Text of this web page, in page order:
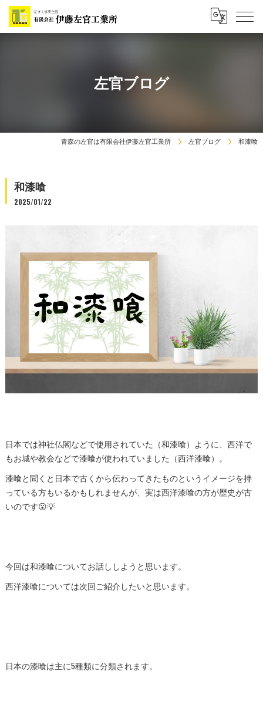
左官ブログ
青森の左官は有限会社伊藤左官工業所 左官ブログ 和漆喰
和漆喰
2025/01/22
日本では神社仏閣などで使用されていた（和漆喰）ように、西洋で
もお城や教会などで漆喰が使われていました（西洋漆喰）。
漆喰と聞くと日本で古くから伝わってきたものというイメージを持
っている方もいるかもしれませんが、実は西洋漆喰の方が歴史が古
いのです😮💡
今回は和漆喰についてお話ししようと思います。
西洋漆喰については次回ご紹介したいと思います。
日本の漆喰は主に5種類に分類されます。